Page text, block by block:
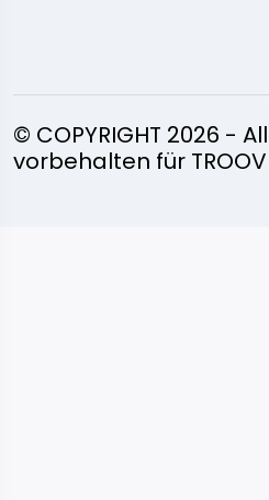
© COPYRIGHT 2026 -
vorbehalten für TROOV